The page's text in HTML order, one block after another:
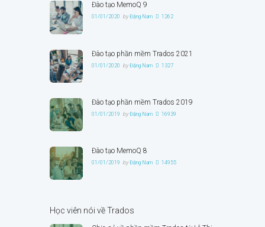
Đào tạo MemoQ 9
01/01/2020 byĐặng Nam 1262
Đào tạo phần mềm Trados 2021
01/01/2020 byĐặng Nam 1327
Đào tạo phần mềm Trados 2019
01/01/2019 byĐặng Nam 16939
Đào tạo MemoQ 8
01/01/2019 byĐặng Nam 14955
Học viên nói về Trados